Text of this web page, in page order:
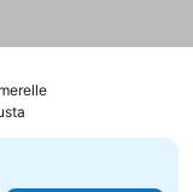
Katso hinnat